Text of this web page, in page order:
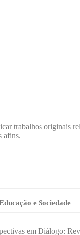
trabalhos originais
afins.
e Sociedade
em Diálogo: